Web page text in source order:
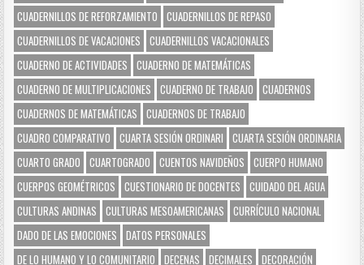
CUADERNILLOS DE REFORZAMIENTO
CUADERNILLOS DE REPASO
CUADERNILLOS DE VACACIONES
CUADERNILLOS VACACIONALES
CUADERNO DE ACTIVIDADES
CUADERNO DE MATEMÁTICAS
CUADERNO DE MULTIPLICACIONES
CUADERNO DE TRABAJO
CUADERNOS
CUADERNOS DE MATEMÁTICAS
CUADERNOS DE TRABAJO
CUADRO COMPARATIVO
CUARTA SESIÓN ORDINARI
CUARTA SESIÓN ORDINARIA
CUARTO GRADO
CUARTOGRADO CUENTOS NAVIDEÑOS
CUERPO HUMANO
CUERPOS GEOMÉTRICOS
CUESTIONARIO DE DOCENTES
CUIDADO DEL AGUA
CULTURAS ANDINAS
CULTURAS MESOAMERICANAS
CURRÍCULO NACIONAL
DADO DE LAS EMOCIONES
DATOS PERSONALES
DE LO HUMANO Y LO COMUNITARIO
DECENAS DECIMALES DECORACIÓN